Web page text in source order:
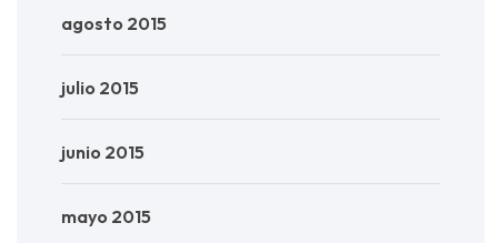
agosto 2015
julio 2015
junio 2015
mayo 2015